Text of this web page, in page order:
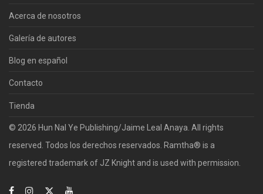
Acerca de nosotros
Galería de autores
Blog en español
Contacto
Tienda
© 2026 Hun Nal Ye Publishing/Jaime Leal Anaya. All rights
reserved. Todos los derechos reservados. Ramtha® is a
registered trademark of JZ Knight and is used with permission.